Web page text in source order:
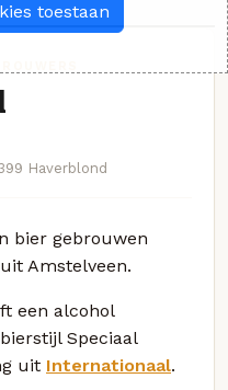
Haverblond
bier gebrouwen
uit Amstelveen.
een alcohol
Speciaal
uit Internationaal.
toestaan